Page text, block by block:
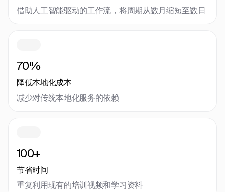
借助人工智能驱动的工作流，将周期从数月缩短至数日
70%
降低本地化成本
减少对传统本地化服务的依赖
100+
节省时间
重复利用现有的培训视频和学习资料